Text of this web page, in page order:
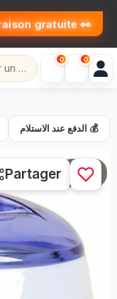
👀 Ouvre, essaie, puis paie | 🚚 Livraison gratuite
💰 الدفع عند الاستلام
1 / 5
Partager
0 0